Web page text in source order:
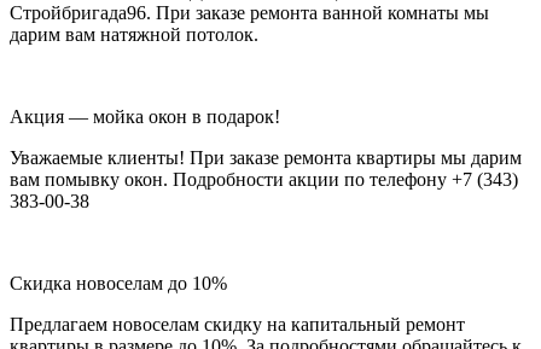
Стройбригада96. При заказе ремонта ванной комнаты мы
дарим вам натяжной потолок.
Акция — мойка окон в подарок!
Уважаемые клиенты! При заказе ремонта квартиры мы дарим
вам помывку окон. Подробности акции по телефону +7 (343)
383-00-38
Скидка новоселам до 10%
Предлагаем новоселам скидку на капитальный ремонт